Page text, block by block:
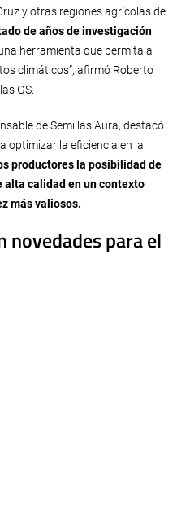
y otras regiones agrícolas de
de años de investigación
herramienta que permita a
climáticos”, afirmó Roberto
GS.
de Semillas Aura, destacó
optimizar la eficiencia en la
productores la posibilidad de
alta calidad en un contexto
más valiosos.
novedades para el